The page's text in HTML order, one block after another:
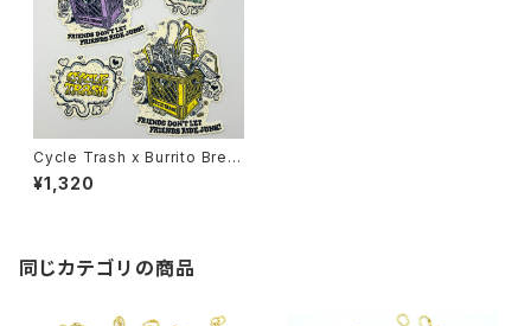
Cycle Trash x Burrito Breat
h Sticker pack ‘24 ver.#A
¥1,320
同じカテゴリの商品